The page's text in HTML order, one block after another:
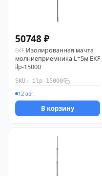
50748 ₽
EKF Изолированная мачта
молниеприемника L=5м EKF
ilp-15000
SKU: ilp-15000
12 авг.
В корзину